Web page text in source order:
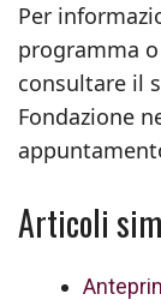
Per
programma
consultare il
Fondazione
Articoli